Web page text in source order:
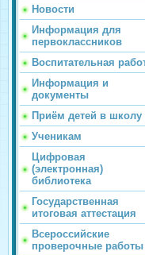
Новости
Информация для
первоклассников
Воспитательная
Информация и
документы
Приём детей в школу
Ученикам
Цифровая
(электронная)
библиотека
Государственная
итоговая аттестация
Всероссийские
проверочные работы